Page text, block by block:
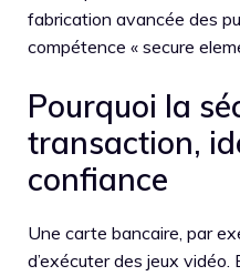
fabrication avancée des
compétence « secure
Pourquoi la
transaction,
confiance
Une carte bancaire, par
d’exécuter des jeux